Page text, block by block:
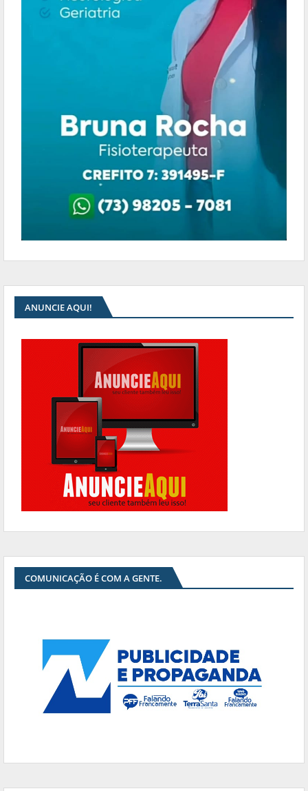
ANUNCIE AQUI!
COMUNICAÇÃO É COM A GENTE.